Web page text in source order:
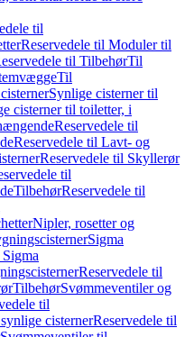
til
Reservedele til Moduler til
til TilbehørTil
Til
Synlige cisterner til
cisterner til toiletter, i
Reservedele til
Reservedele til Lavt- og
Reservedele til Skyllerør
til
TilbehørReservedele til
Nipler, rosetter og
Sigma
Reservedele til
TilbehørSvømmeventiler og
til
cisternerReservedele til